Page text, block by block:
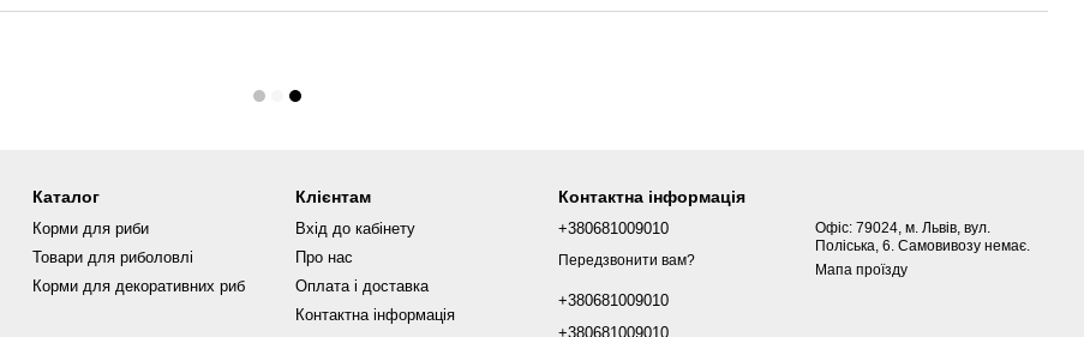
Каталог
Корми для риби
Товари для риболовлі
Корми для декоративних риб
Клієнтам
Вхід до кабінету
Про нас
Оплата і доставка
Контактна інформація
Контактна інформація
+380681009010
Передзвонити вам?
+380681009010
+380681009010
Офіс: 79024, м. Львів, вул.
Поліська, 6. Самовивозу немає.
Мапа проїзду